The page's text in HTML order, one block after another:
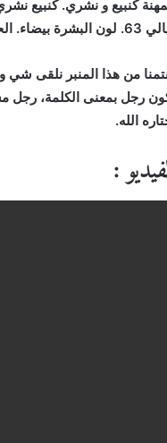
الحالة الصحية الحمد لله في حالة جيدة.
رجل بمعنى الكلمة، رجل
الله.
: